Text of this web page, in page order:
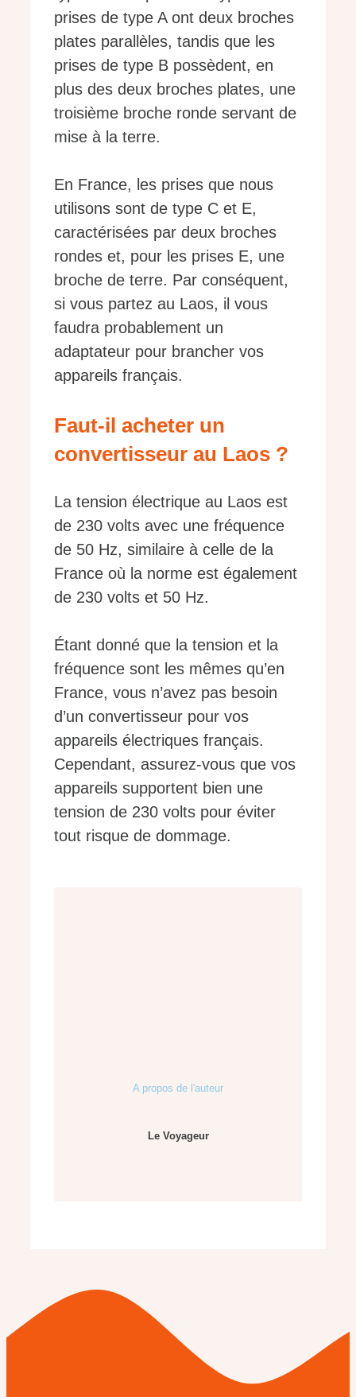
prises de type A ont deux broches
plates parallèles, tandis que les
prises de type B possèdent, en
plus des deux broches plates, une
troisième broche ronde servant de
mise à la terre.
En France, les prises que nous
utilisons sont de type C et E,
caractérisées par deux broches
rondes et, pour les prises E, une
broche de terre. Par conséquent,
si vous partez au Laos, il vous
faudra probablement un
adaptateur pour brancher vos
appareils français.
Faut-il acheter un
convertisseur au Laos ?
La tension électrique au Laos est
de 230 volts avec une fréquence
de 50 Hz, similaire à celle de la
France où la norme est également
de 230 volts et 50 Hz.
Étant donné que la tension et la
fréquence sont les mêmes qu’en
France, vous n’avez pas besoin
d’un convertisseur pour vos
appareils électriques français.
Cependant, assurez-vous que vos
appareils supportent bien une
tension de 230 volts pour éviter
tout risque de dommage.
A propos de l'auteur
Le Voyageur